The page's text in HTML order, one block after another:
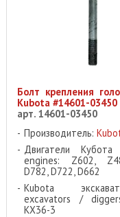
Болт крепления
Kubota #14601-03450
арт. 14601-03450
Производитель:
Двигатели
engines: Z602,
D782, D722, D662
Kubota
excavators /
KX36-3